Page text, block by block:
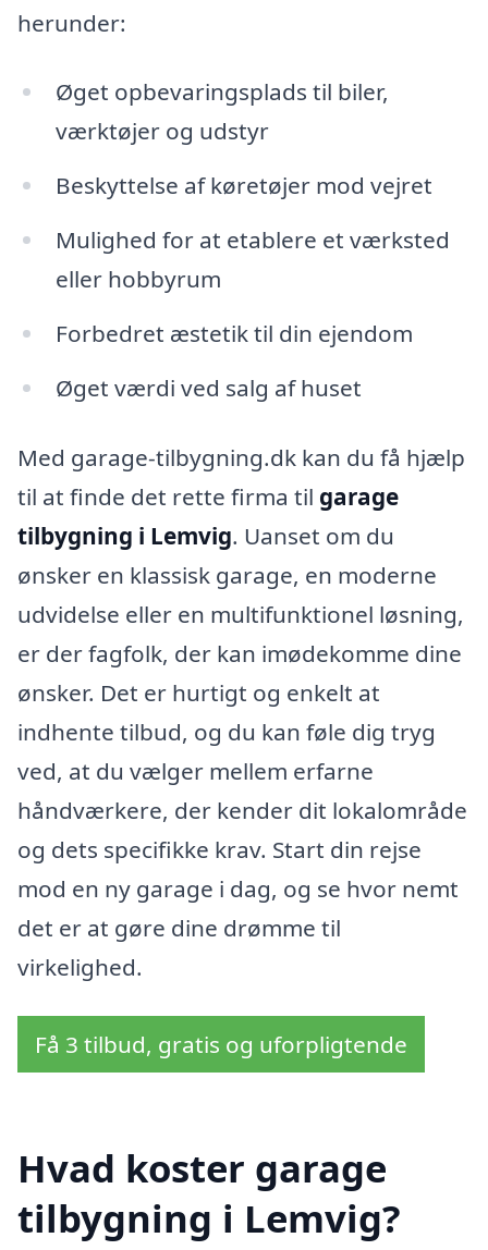
herunder:
Øget opbevaringsplads til biler,
værktøjer og udstyr
Beskyttelse af køretøjer mod vejret
Mulighed for at etablere et værksted
eller hobbyrum
Forbedret æstetik til din ejendom
Øget værdi ved salg af huset
Med garage-tilbygning.dk kan du få hjælp
til at finde det rette firma til garage
tilbygning i Lemvig. Uanset om du
ønsker en klassisk garage, en moderne
udvidelse eller en multifunktionel løsning,
er der fagfolk, der kan imødekomme dine
ønsker. Det er hurtigt og enkelt at
indhente tilbud, og du kan føle dig tryg
ved, at du vælger mellem erfarne
håndværkere, der kender dit lokalområde
og dets specifikke krav. Start din rejse
mod en ny garage i dag, og se hvor nemt
det er at gøre dine drømme til
virkelighed.
Få 3 tilbud, gratis og uforpligtende
Hvad koster garage
tilbygning i Lemvig?